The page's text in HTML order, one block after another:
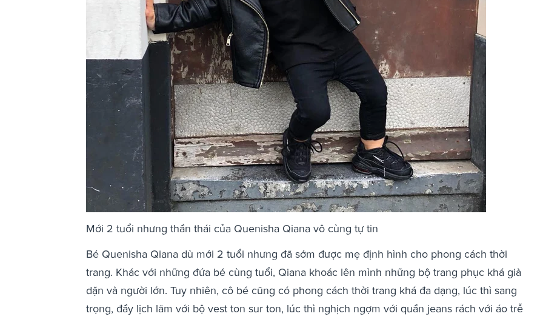
Mới 2 tuổi nhưng thần thái của Quenisha Qiana vô cùng tự tin
Bé Quenisha Qiana dù mới 2 tuổi nhưng đã sớm được mẹ định hình cho phong cách thời
trang. Khác với những đứa bé cùng tuổi, Qiana khoác lên mình những bộ trang phục khá già
dặn và người lớn. Tuy nhiên, cô bé cũng có phong cách thời trang khá đa dạng, lúc thì sang
trọng, đầy lịch lãm với bộ vest ton sur ton, lúc thì nghịch ngợm với quần jeans rách với áo trễ